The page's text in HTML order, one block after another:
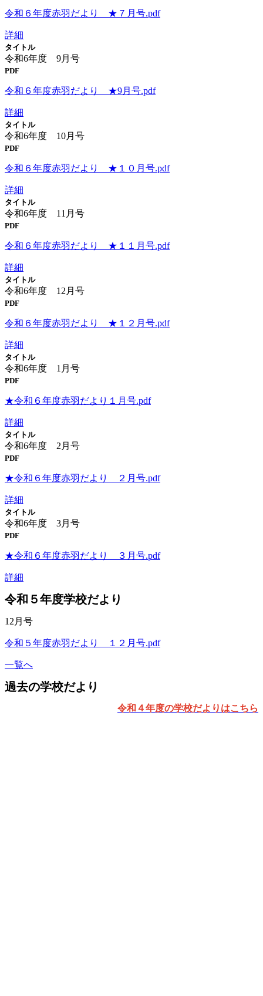
令和６年度赤羽だより ★７月号.pdf
詳細
タイトル
令和6年度 9月号
PDF
令和６年度赤羽だより ★9月号.pdf
詳細
タイトル
令和6年度 10月号
PDF
令和６年度赤羽だより ★１０月号.pdf
詳細
タイトル
令和6年度 11月号
PDF
令和６年度赤羽だより ★１１月号.pdf
詳細
タイトル
令和6年度 12月号
PDF
令和６年度赤羽だより ★１２月号.pdf
詳細
タイトル
令和6年度 1月号
PDF
★令和６年度赤羽だより１月号.pdf
詳細
タイトル
令和6年度 2月号
PDF
★令和６年度赤羽だより ２月号.pdf
詳細
タイトル
令和6年度 3月号
PDF
★令和６年度赤羽だより ３月号.pdf
詳細
令和５年度学校だより
12月号
令和５年度赤羽だより １２月号.pdf
一覧へ
過去の学校だより
令和４年度の学校だよりはこちら